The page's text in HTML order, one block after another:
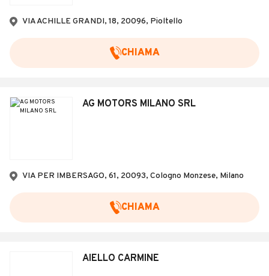
VIA ACHILLE GRANDI, 18, 20096, Pioltello
CHIAMA
AG MOTORS MILANO SRL
VIA PER IMBERSAGO, 61, 20093, Cologno Monzese, Milano
CHIAMA
AIELLO CARMINE